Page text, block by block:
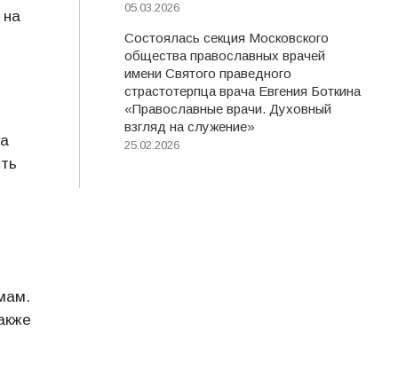
на
05.03.2026
Состоялась секция Московского
общества православных врачей
имени Святого праведного
страстотерпца врача Евгения Боткина
«Православные врачи. Духовный
взгляд на служение»
25.02.2026